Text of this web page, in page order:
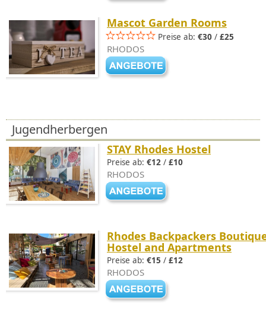
Mascot Garden Rooms
Preise ab: €30 / £25
RHODOS
Jugendherbergen
STAY Rhodes Hostel
Preise ab: €12 / £10
RHODOS
Rhodes Backpackers
Hostel and Apartments
Preise ab: €15 / £12
RHODOS